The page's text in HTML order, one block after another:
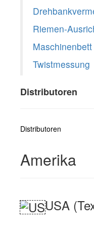
Riemen-
Maschinenbett
Twistmessung
Distributoren
Distributoren
Amerika
USA